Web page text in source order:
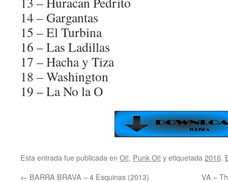
14 – Gargantas
15 – El Turbina
16 – Las Ladillas
17 – Hacha y Tiza
18 – Washington
19 – La No la O
Esta entrada fue publicada en Oi!, Punk Oi! y etiquetada 2016.
← BARRA BRAVA – 4 Esquinas (2013) VA –